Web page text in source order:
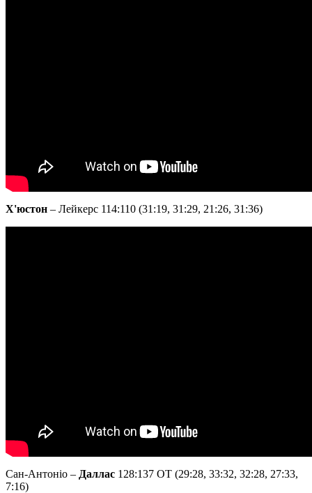
Х'юстон – Лейкерс 114:110 (31:19, 31:29, 21:26, 31:36)
Сан-Антоніо – Даллас 128:137 OT (29:28, 33:32, 32:28, 27:33,
7:16)